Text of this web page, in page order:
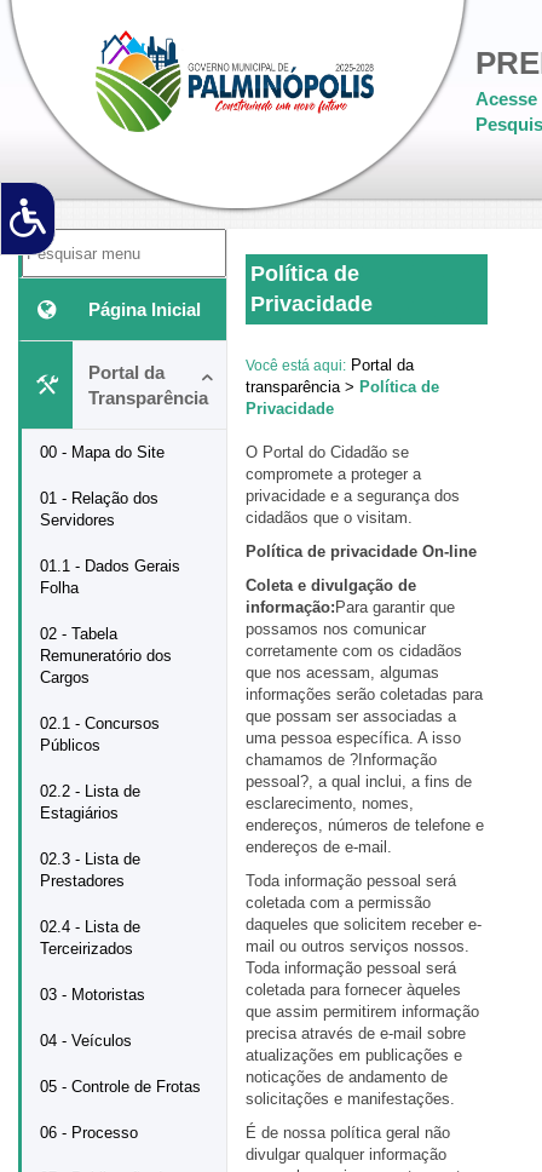
Acesse
Página Inicial
Portal da
Transparência
00 - Mapa do Site
01 - Relação dos
Servidores
01.1 - Dados Gerais
Folha
02 - Tabela
Remuneratório dos
Cargos
02.1 - Concursos
Públicos
02.2 - Lista de
Estagiários
02.3 - Lista de
Prestadores
02.4 - Lista de
Terceirizados
03 - Motoristas
04 - Veículos
05 - Controle de Frotas
06 - Processo
Política de
Privacidade
Você está aqui: Portal da
transparência > Política de
Privacidade
O Portal do Cidadão se
compromete a proteger a
privacidade e a segurança dos
cidadãos que o visitam.
Política de privacidade On-line
Coleta e divulgação de
informação: Para garantir que
possamos nos comunicar
corretamente com os cidadãos
que nos acessam, algumas
informações serão coletadas para
que possam ser associadas a
uma pessoa específica. A isso
chamamos de ?Informação
pessoal?, a qual inclui, a fins de
esclarecimento, nomes,
endereços, números de telefone e
endereços de e-mail.
Toda informação pessoal será
coletada com a permissão
daqueles que solicitem receber e-
mail ou outros serviços nossos.
Toda informação pessoal será
coletada para fornecer àqueles
que assim permitirem informação
precisa através de e-mail sobre
atualizações em publicações e
noticações de andamento de
solicitações e manifestações.
É de nossa política geral não
divulgar qualquer informação